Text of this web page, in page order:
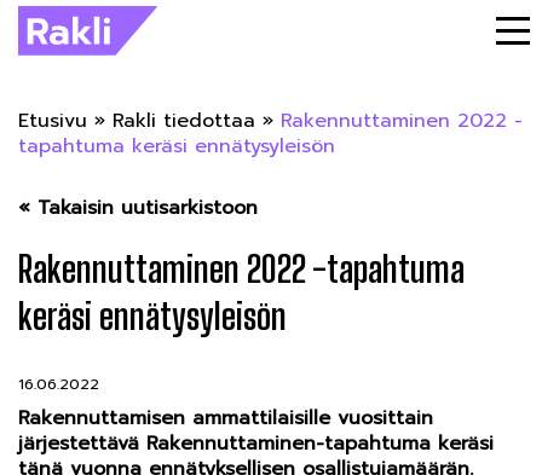
Etusivu » Rakli tiedottaa » Rakennuttaminen 2022 -
tapahtuma keräsi ennätysyleisön
« Takaisin uutisarkistoon
Rakennuttaminen 2022 -tapahtuma
keräsi ennätysyleisön
16.06.2022
Rakennuttamisen ammattilaisille vuosittain
järjestettävä Rakennuttaminen-tapahtuma keräsi
tänä vuonna ennätyksellisen osallistujamäärän.